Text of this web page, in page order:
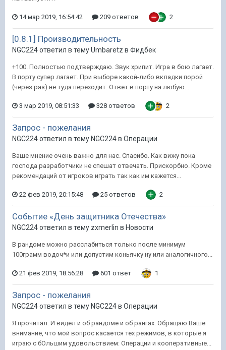
14 мар 2019, 16:54:42 209 ответов 2
[0.8.1] Производительность
NGC224 ответил в тему Umbaretz в Фидбек
+100. Полностью подтверждаю. Звук хрипит. Игра в бою лагает.
В порту супер лагает. При выборе какой-либо вкладки порой
(через раз) не туда переходит. Ответ в порту на любую...
3 мар 2019, 08:51:33 328 ответов 2
Запрос - пожелания
NGC224 ответил в тему NGC224 в Операции
Ваше мнение очень важно для нас. Спасибо. Как вижу пока
господа разработчики не спешат отвечать. Прискорбно. Кроме
рекомендаций от игроков играть так как им кажется...
22 фев 2019, 20:15:48 25 ответов 2
Событие «День защитника Отечества»
NGC224 ответил в тему zxmerlin в Новости
В рандоме можно расслабиться только после минимум
100грамм водоч*и или допустим коньячку ну или аналогичного...
21 фев 2019, 18:56:28 601 ответ 1
Запрос - пожелания
NGC224 ответил в тему NGC224 в Операции
Я прочитал. И видел и об рандоме и об рангах. Обращаю Ваше
внимание, что мой вопрос касается тех режимов, в которые я
играю с бОльшим удовольствием: Операции и кооперативные...